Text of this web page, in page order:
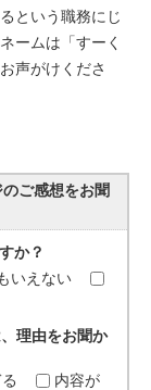
という職務にじ
ームは「すーく
声がけくださ
ご感想をお聞
か？
いえない
理由をお聞か
内容が